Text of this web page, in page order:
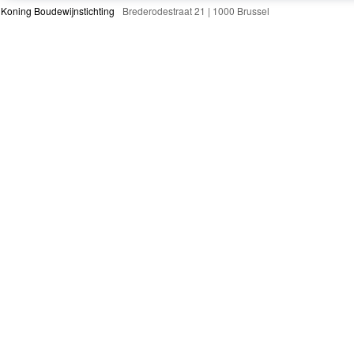
Koning Boudewijnstichting Brederodestraat 21 | 1000 Brussel